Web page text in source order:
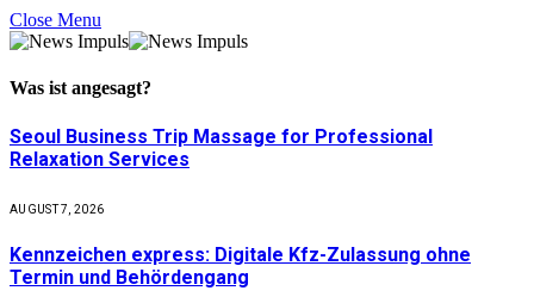
Close Menu
Was ist angesagt?
Seoul Business Trip Massage for Professional
Relaxation Services
AUGUST 7, 2026
Kennzeichen express: Digitale Kfz-Zulassung ohne
Termin und Behördengang